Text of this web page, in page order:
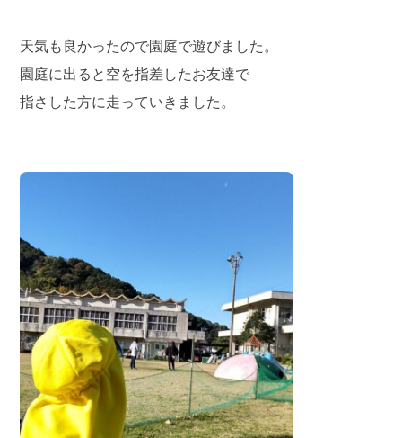
天気も良かったので園庭で遊びました。
園庭に出ると空を指差したお友達で
指さした方に走っていきました。